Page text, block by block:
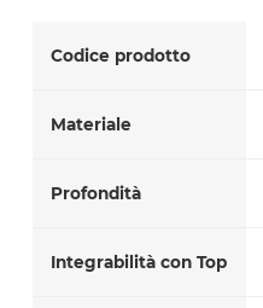
Codice prodotto
Materiale
Profondità
Integrabilità con Top